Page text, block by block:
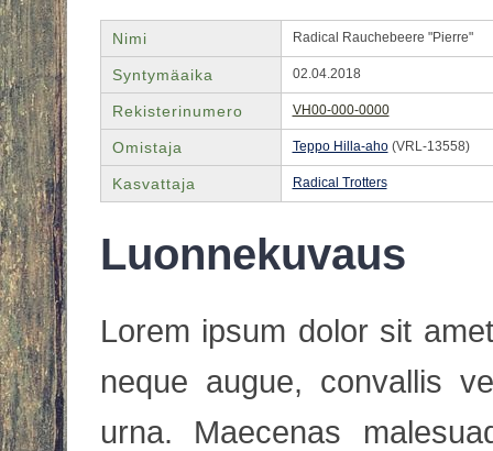
Nimi Radical Rauchebeere "Pierre"
Syntymäaika 02.04.2018
Rekisterinumero VH00-000-0000
Omistaja Teppo Hilla-aho(VRL-13558)
Kasvattaja Radical Trotters
Luonnekuvaus
Lorem ipsum dolor sit
neque augue, convallis
urna. Maecenas